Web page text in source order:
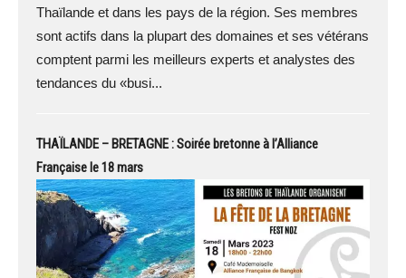
Thaïlande et dans les pays de la région. Ses membres
sont actifs dans la plupart des domaines et ses vétérans
comptent parmi les meilleurs experts et analystes des
tendances du «busi...
THAÏLANDE – BRETAGNE : Soirée bretonne à l’Alliance
Française le 18 mars